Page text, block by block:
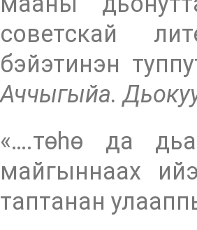
советскай
бэйэтинэн
Аччыгыйа.
«….төһө да
майгыннаах
таптанан